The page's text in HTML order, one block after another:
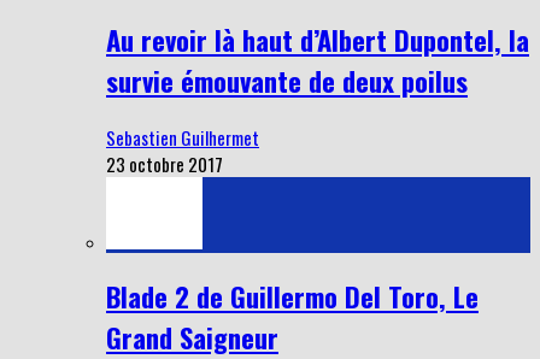
Au revoir là haut d’Albert Dupontel, la
survie émouvante de deux poilus
Sebastien Guilhermet
23 octobre 2017
Blade 2 de Guillermo Del Toro, Le
Grand Saigneur